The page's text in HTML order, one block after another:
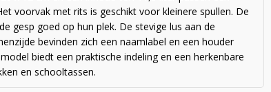
voorvak met rits is geschikt voor kleinere spullen. De
gesp goed op hun plek. De stevige lus aan de
bevinden zich een naamlabel en een houder
biedt een praktische indeling en een herkenbare
en schooltassen.